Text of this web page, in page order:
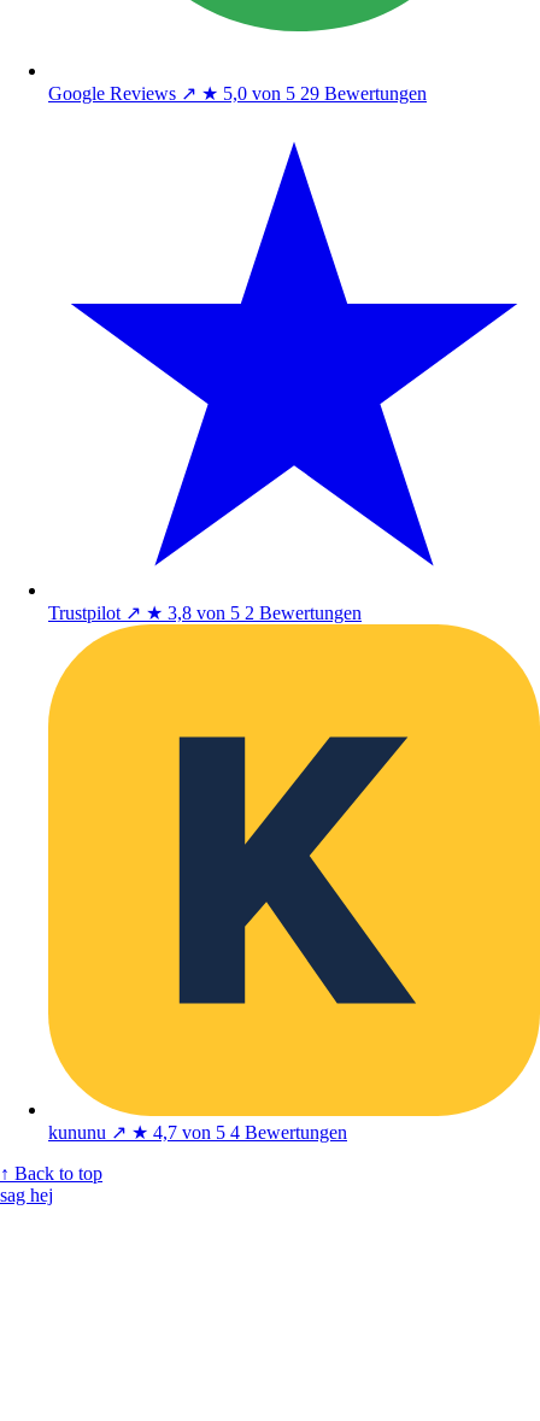
Google Reviews ↗ ★ 5,0 von 5 29 Bewertungen
Trustpilot ↗ ★ 3,8 von 5 2 Bewertungen
kununu ↗ ★ 4,7 von 5 4 Bewertungen
↑ Back to top
sag hej